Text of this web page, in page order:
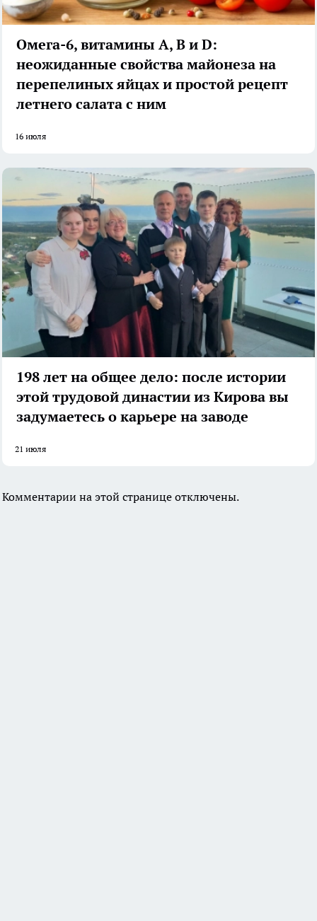
Омега-6, витамины А, В и D:
неожиданные свойства майонеза на
перепелиных яйцах и простой рецепт
летнего салата с ним
16 июля
198 лет на общее дело: после истории
этой трудовой династии из Кирова вы
задумаетесь о карьере на заводе
21 июля
Комментарии на этой странице отключены.